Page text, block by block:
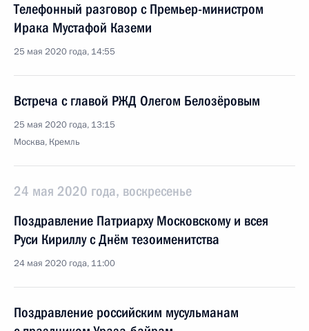
Телефонный разговор с Премьер-министром
Ирака Мустафой Каземи
25 мая 2020 года, 14:55
Встреча с главой РЖД Олегом Белозёровым
25 мая 2020 года, 13:15
Москва, Кремль
24 мая 2020 года, воскресенье
Поздравление Патриарху Московскому и всея
Руси Кириллу с Днём тезоименитства
24 мая 2020 года, 11:00
Поздравление российским мусульманам